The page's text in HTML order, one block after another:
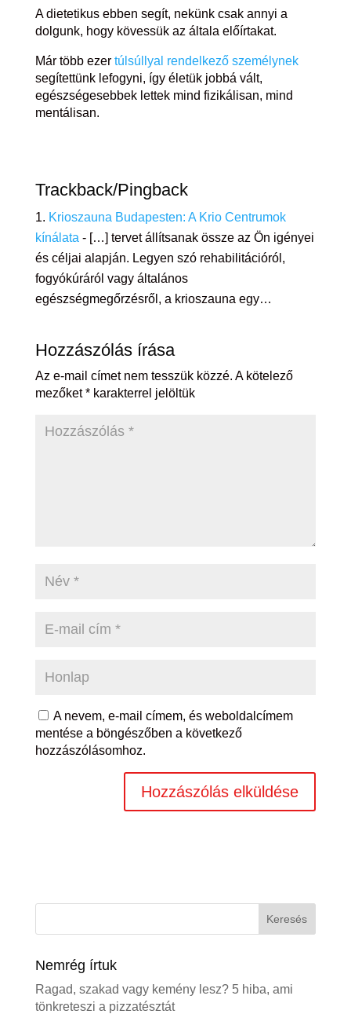
A dietetikus ebben segít, nekünk csak annyi a
dolgunk, hogy kövessük az általa előírtakat.
Már több ezer túlsúllyal rendelkező személynek
segítettünk lefogyni, így életük jobbá vált,
egészségesebbek lettek mind fizikálisan, mind
mentálisan.
Trackback/Pingback
Krioszauna Budapesten: A Krio Centrumok
kínálata - […] tervet állítsanak össze az Ön igényei
és céljai alapján. Legyen szó rehabilitációról,
fogyókúráról vagy általános
egészségmegőrzésről, a krioszauna egy…
Hozzászólás írása
Az e-mail címet nem tesszük közzé. A kötelező
mezőket*karakterrel jelöltük
A nevem, e-mail címem, és weboldalcímem
mentése a böngészőben a következő
hozzászólásomhoz.
Nemrég írtuk
Ragad, szakad vagy kemény lesz? 5 hiba, ami
tönkreteszi a pizzatésztát